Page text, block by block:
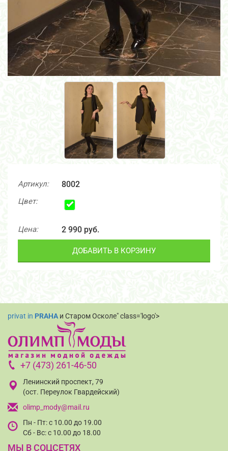
Артикул: 8002
Цвет:
Цена: 2 990 руб.
ДОБАВИТЬ В КОРЗИНУ
privat in PRAHA и Старом Осколе" class='logo'>
+7 (473) 261-46-50
Ленинский проспект, 79
(ост. Переулок Гвардейский)
olimp_mody@mail.ru
Пн - Пт: с 10.00 до 19.00
Сб - Вс: с 10.00 до 18.00
МЫ В СОЦСЕТЯХ